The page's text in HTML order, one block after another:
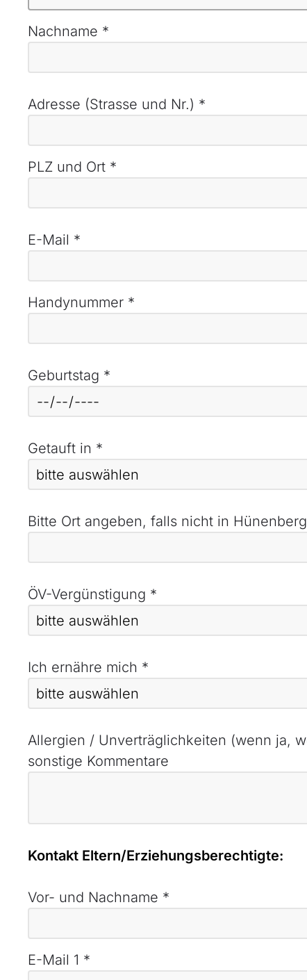
Nachname *
Adresse (Strasse und Nr.) *
PLZ und Ort *
E-Mail *
Handynummer *
Geburtstag *
Getauft in *
Bitte Ort angeben, falls nicht in
ÖV-Vergünstigung *
Ich ernähre mich *
Allergien / Unverträglichkeiten (wenn ja,
sonstige Kommentare
Kontakt Eltern/Erziehungsberechtigte:
Vor- und Nachname *
E-Mail 1 *